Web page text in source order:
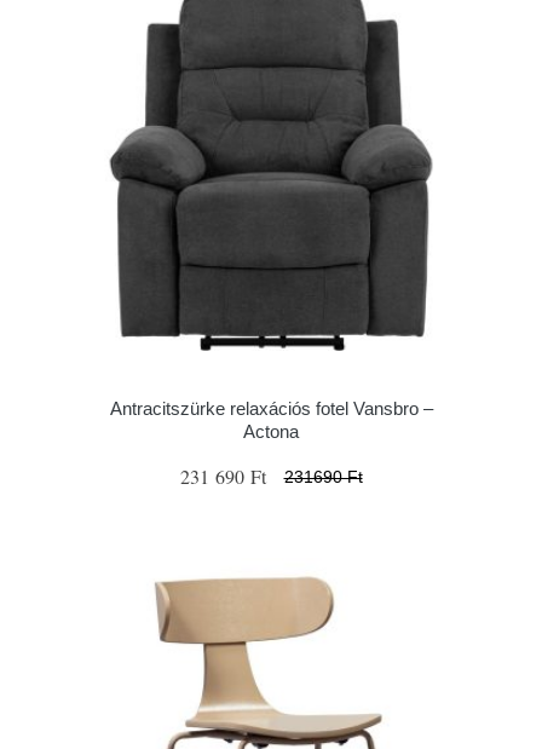
Antracitszürke relaxációs fotel Vansbro –
Actona
231 690 Ft 231690 Ft